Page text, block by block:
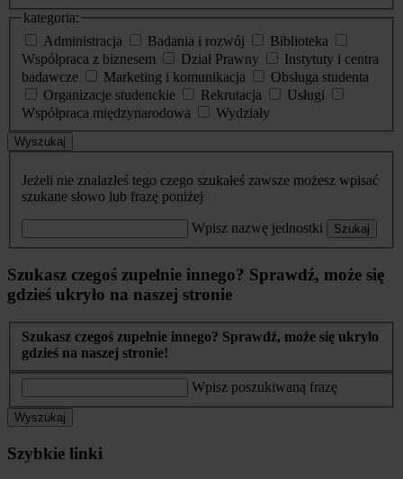
kategoria:
Administracja
Badania i rozwój
Biblioteka
Współpraca z biznesem
Dział Prawny
Instytuty i centra
badawcze
Marketing i komunikacja
Obsługa studenta
Organizacje studenckie
Rekrutacja
Usługi
Współpraca międzynarodowa
Wydziały
Wyszukaj
Jeżeli nie znalazłeś tego czego szukałeś zawsze możesz wpisać
szukane słowo lub frazę poniżej
Wpisz nazwę jednostki Szukaj
Szukasz czegoś zupełnie innego? Sprawdź, może się
gdzieś ukryło na naszej stronie
Szukasz czegoś zupełnie innego? Sprawdź, może się ukryło
gdzieś na naszej stronie!
Wpisz poszukiwaną frazę
Wyszukaj
Szybkie linki